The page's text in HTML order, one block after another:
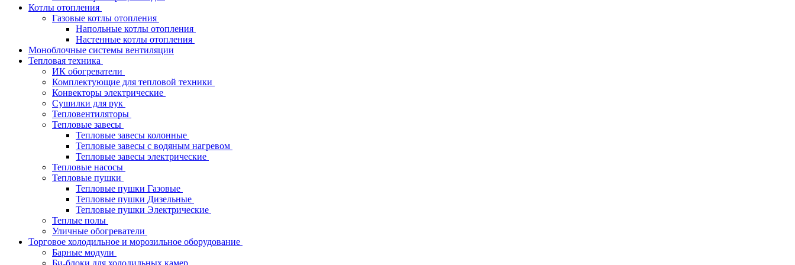
Котлы отопления
Газовые котлы отопления
Напольные котлы отопления
Настенные котлы отопления
Моноблочные системы вентиляции
Тепловая техника
ИК обогреватели
Комплектующие для тепловой техники
Конвекторы электрические
Сушилки для рук
Тепловентиляторы
Тепловые завесы
Тепловые завесы колонные
Тепловые завесы с водяным нагревом
Тепловые завесы электрические
Тепловые насосы
Тепловые пушки
Тепловые пушки Газовые
Тепловые пушки Дизельные
Тепловые пушки Электрические
Теплые полы
Уличные обогреватели
Торговое холодильное и морозильное оборудование
Барные модули
Би-блоки для холодильных камер